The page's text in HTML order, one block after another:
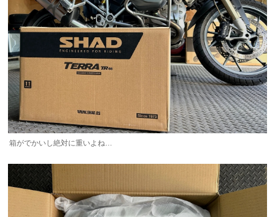
箱がでかいし絶対に重いよね…